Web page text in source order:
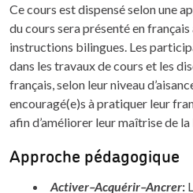
Ce cours est dispensé selon une
du cours sera présenté en français
instructions bilingues. Les
dans les travaux de cours et les
français, selon leur niveau
encouragé(e)s à pratiquer leur
afin d’améliorer leur maîtrise de la
Approche pédagogique
Activer–Acquérir–Ancrer: